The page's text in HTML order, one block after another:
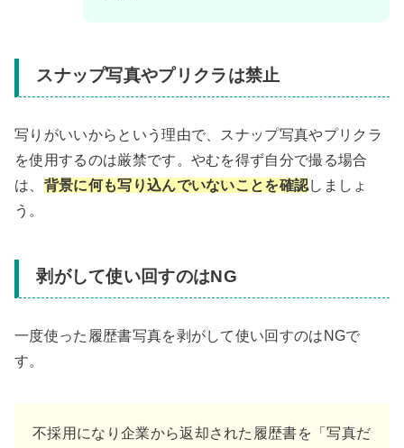
スナップ写真やプリクラは禁止
写りがいいからという理由で、スナップ写真やプリクラ
を使用するのは厳禁です。やむを得ず自分で撮る場合
は、 背景に何も写り込んでいないことを確認しましょ
う。
剥がして使い回すのはNG
一度使った履歴書写真を剥がして使い回すのはNGで
す。
不採用になり企業から返却された履歴書を「写真だ